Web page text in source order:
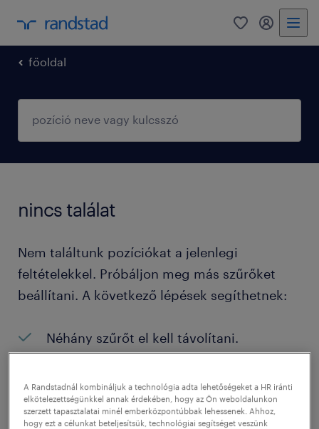
0 fiókom
főoldal
nincs találat
Nem találtunk pozíciókat a jelenlegi
feltételekkel. Próbáljon meg más szűrőket
beállítani. A következő lépések segíthetnek:
Néhány szűrőt el kell távolítani.
Próbálja meg kibővíteni a keresés
helyszínét.
A Randstadnál kombináljuk a technológia adta lehetőségeket a HR iránti
elkötelezettségünkkel annak érdekében, hogy az Ön weboldalunkon
szerzett tapasztalatai minél emberközpontúbbak lehessenek. Ahhoz,
hogy ezt a célunkat beteljesítsük, technológiai segítséget veszünk